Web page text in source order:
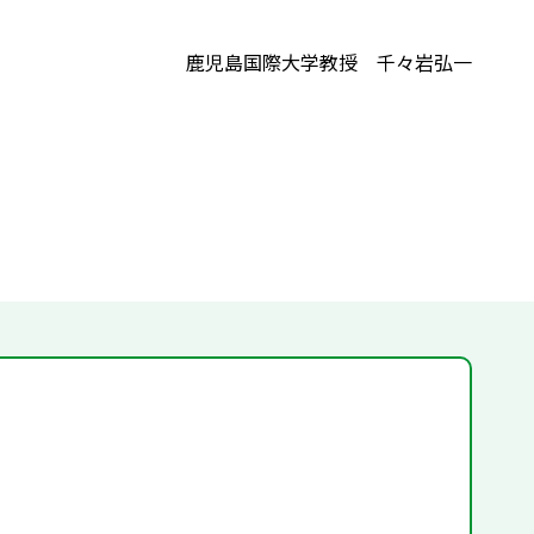
鹿児島国際大学教授 千々岩弘一